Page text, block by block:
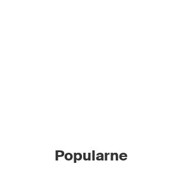
Popularne